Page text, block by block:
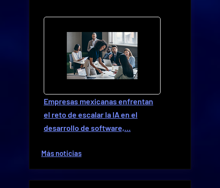
Empresas mexicanas enfrentan
el reto de escalar la IA en el
desarrollo de software,…
Más noticias